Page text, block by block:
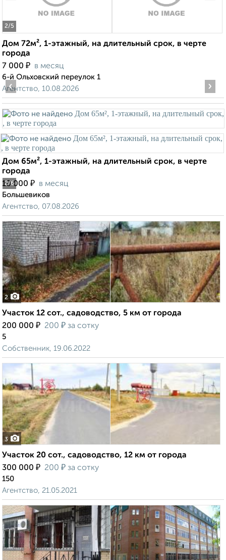
2/5
Дом 72м², 1-этажный, на длительный срок, в черте
города
7 000 ₽ в месяц
6-й Ольховский переулок 1
Агентство, 10.08.2026
2/6
‹ ›
Дом 65м², 1-этажный, на длительный срок, в черте
города
10 000 ₽ в месяц
Большевиков
Агентство, 07.08.2026
2
Участок 12 сот., садоводство, 5 км от города
200 000 ₽ 200 ₽ за сотку
5
Собственник, 19.06.2022
3
Участок 20 сот., садоводство, 12 км от города
300 000 ₽ 200 ₽ за сотку
150
Агентство, 21.05.2021